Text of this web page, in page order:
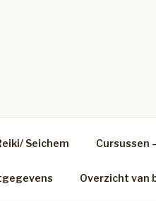
Seichem Cursussen
Overzicht van